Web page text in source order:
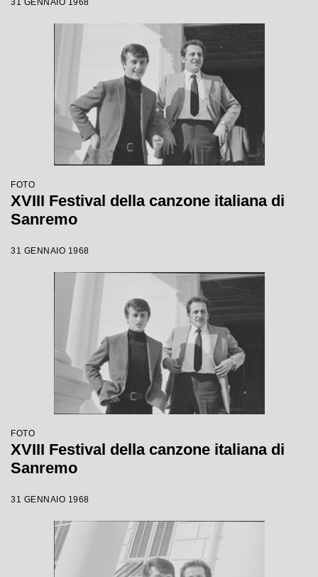
31 GENNAIO 1968
FOTO
XVIII Festival della canzone italiana di
Sanremo
31 GENNAIO 1968
FOTO
XVIII Festival della canzone italiana di
Sanremo
31 GENNAIO 1968